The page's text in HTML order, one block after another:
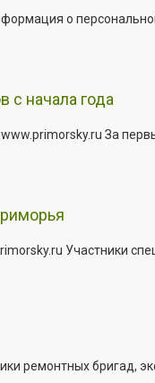
о
с начала года
За
Участники
ремонтных бригад,